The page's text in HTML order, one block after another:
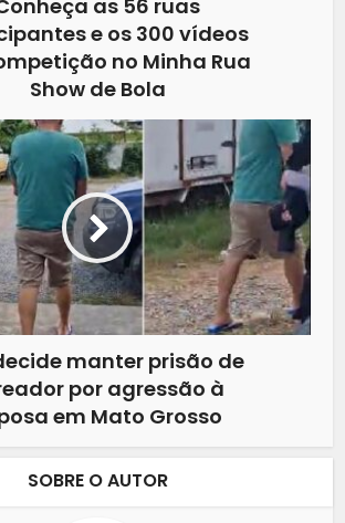
as 56 ruas
e os 300 vídeos
no Minha Rua
Show de Bola
manter prisão de
por agressão à
em Mato Grosso
SOBRE O AUTOR